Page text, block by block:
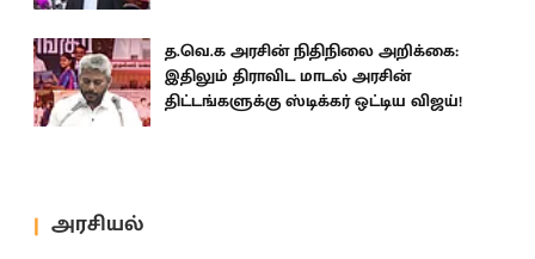
த.வெ.க அரசின் நிதிநிலை அறிக்கை:
இதிலும் திராவிட மாடல் அரசின்
திட்டங்களுக்கு ஸ்டிக்கர் ஒட்டிய விஜய்!
அரசியல்